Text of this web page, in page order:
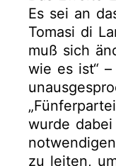
Es sei an
Tomasi di
muß sich
wie es ist“
wurde
zu leiten,